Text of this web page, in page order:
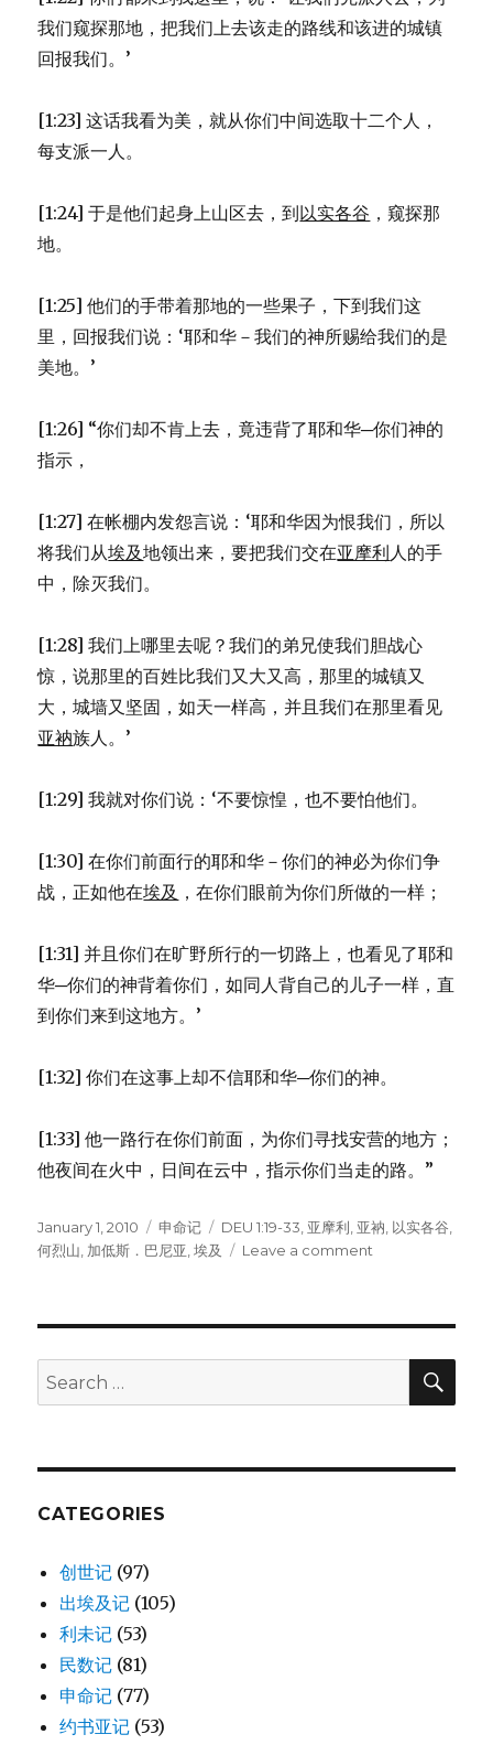
我们窥探那地，把我们上去该走的路线和该进的城镇
回报我们。’
[1:23] 这话我看为美，就从你们中间选取十二个人，
每支派一人。
[1:24] 于是他们起身上山区去，到以实各谷 ，窥探那
地。
[1:25] 他们的手带着那地的一些果子，下到我们这
里，回报我们说：‘耶和华－我们的神所赐给我们的是
美地。’
[1:26] “你们却不肯上去，竟违背了耶和华─你们神的
指示，
[1:27] 在帐棚内发怨言说：‘耶和华因为恨我们，所以
将我们从埃及地领出来，要把我们交在亚摩利人的手
中，除灭我们。
[1:28] 我们上哪里去呢？我们的弟兄使我们胆战心
惊，说那里的百姓比我们又大又高，那里的城镇又
大，城墙又坚固，如天一样高，并且我们在那里看见
亚衲族人。’
[1:29] 我就对你们说：‘不要惊惶，也不要怕他们。
[1:30] 在你们前面行的耶和华－你们的神必为你们争
战，正如他在埃及 ，在你们眼前为你们所做的一样；
[1:31] 并且你们在旷野所行的一切路上，也看见了耶和
华─你们的神背着你们，如同人背自己的儿子一样，直
到你们来到这地方。’
[1:32] 你们在这事上却不信耶和华─你们的神。
[1:33] 他一路行在你们前面，为你们寻找安营的地方；
他夜间在火中，日间在云中，指示你们当走的路。”
Posted
on
January 1, 2010 Categories
申命记 Tags
DEU 1:19-33 亚摩利 亚衲 以实各谷
何烈山 加低斯．巴尼亚 ,埃及 Leave a comment
拒
Search
for:
CATEGORIES
创世记 (97)
出埃及记 (105)
利未记 (53)
民数记 (81)
申命记 (77)
约书亚记 (53)